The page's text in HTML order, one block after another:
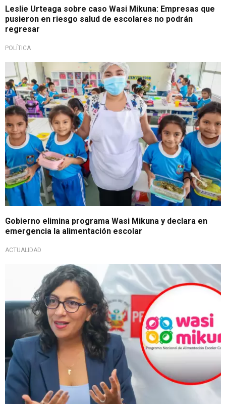
Leslie Urteaga sobre caso Wasi Mikuna: Empresas que
pusieron en riesgo salud de escolares no podrán
regresar
POLÍTICA
¡Lo último!
Gobierno elimina programa Wasi Mikuna y declara en
emergencia la alimentación escolar
ACTUALIDAD